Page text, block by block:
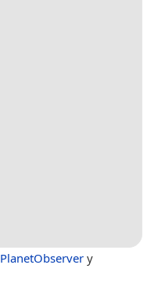
PlanetObserver y